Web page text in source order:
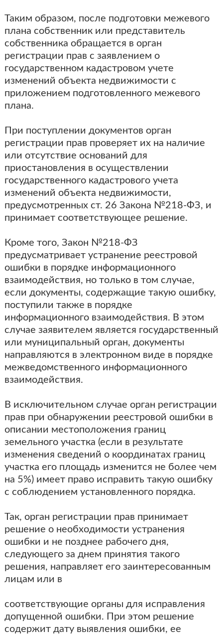
Таким образом, после подготовки межевого
плана собственник или представитель
собственника обращается в орган
регистрации прав с заявлением о
государственном кадастровом учете
изменений объекта недвижимости с
приложением подготовленного межевого
плана.
При поступлении документов орган
регистрации прав проверяет их на наличие
или отсутствие оснований для
приостановления в осуществлении
государственного кадастрового учета
изменений объекта недвижимости,
предусмотренных ст. 26 Закона №218-ФЗ, и
принимает соответствующее решение.
Кроме того, Закон №218-ФЗ
предусматривает устранение реестровой
ошибки в порядке информационного
взаимодействия, но только в том случае,
если документы, содержащие такую ошибку,
поступили также в порядке
информационного взаимодействия. В этом
случае заявителем является государственный
или муниципальный орган, документы
направляются в электронном виде в порядке
межведомственного информационного
взаимодействия.
В исключительном случае орган регистрации
прав при обнаружении реестровой ошибки в
описании местоположения границ
земельного участка (если в результате
изменения сведений о координатах границ
участка его площадь изменится не более чем
на 5%) имеет право исправить такую ошибку
с соблюдением установленного порядка.
Так, орган регистрации прав принимает
решение о необходимости устранения
ошибки и не позднее рабочего дня,
следующего за днем принятия такого
решения, направляет его заинтересованным
лицам или в
соответствующие органы для исправления
допущенной ошибки. При этом решение
содержит дату выявления ошибки, ее